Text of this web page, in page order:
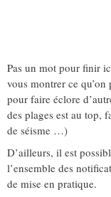
Pas un mot pour finir
vous montrer ce
pour faire éclore
des plages est au top,
de séisme …)
D’ailleurs, il est
l’ensemble des
de mise en pratique.